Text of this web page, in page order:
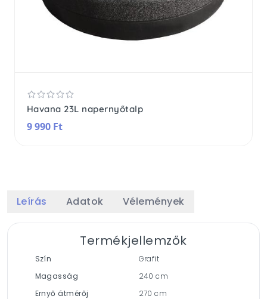
Havana 23L napernyőtalp
9 990 Ft
Leírás Adatok Vélemények
Termékjellemzők
Szín
Grafit
Magasság
240 cm
Ernyő átmérőj
270 cm